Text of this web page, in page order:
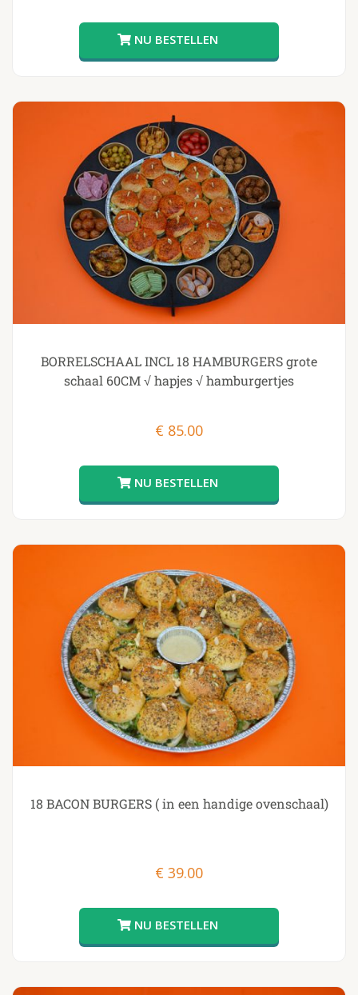
BORRELSCHAAL INCL 18 HAMBURGERS grote
schaal 60CM √ hapjes √ hamburgertjes
€ 85.00
18 BACON BURGERS ( in een handige ovenschaal)
€ 39.00